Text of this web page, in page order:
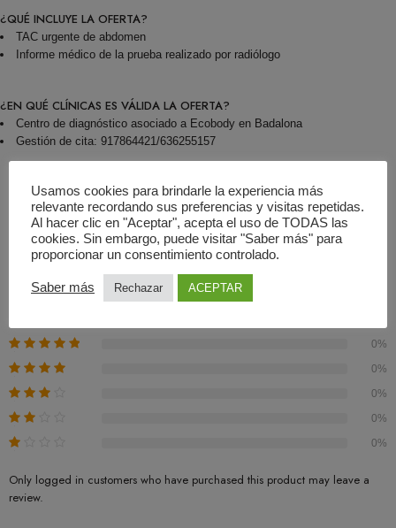
¿QUÉ INCLUYE LA OFERTA?
TAC urgente de abdomen
Informe médico de la prueba realizado por radiólogo
¿EN QUÉ CLÍNICAS ES VÁLIDA LA OFERTA?
Centro de diagnóstico asociado a Ecobody en Badalona
Gestión de cita: 917864421/636255157
Valoraciones (0)
Basado En 0 Valoraciones
0%
0%
0%
0%
0%
Only logged in customers who have purchased this product may leave a
review.
Usamos cookies para brindarle la experiencia más
relevante recordando sus preferencias y visitas repetidas.
Al hacer clic en "Aceptar", acepta el uso de TODAS las
cookies. Sin embargo, puede visitar "Saber más" para
proporcionar un consentimiento controlado.
Saber más Rechazar ACEPTAR